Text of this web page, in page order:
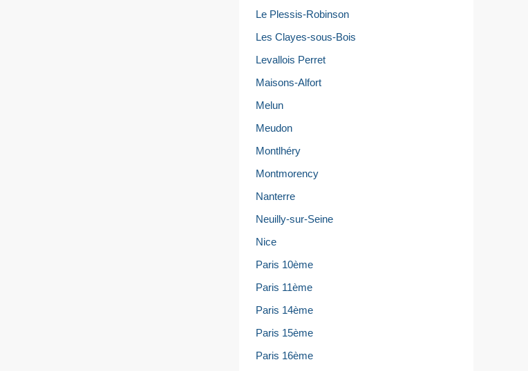
Le Plessis-Robinson
Les Clayes-sous-Bois
Levallois Perret
Maisons-Alfort
Melun
Meudon
Montlhéry
Montmorency
Nanterre
Neuilly-sur-Seine
Nice
Paris 10ème
Paris 11ème
Paris 14ème
Paris 15ème
Paris 16ème